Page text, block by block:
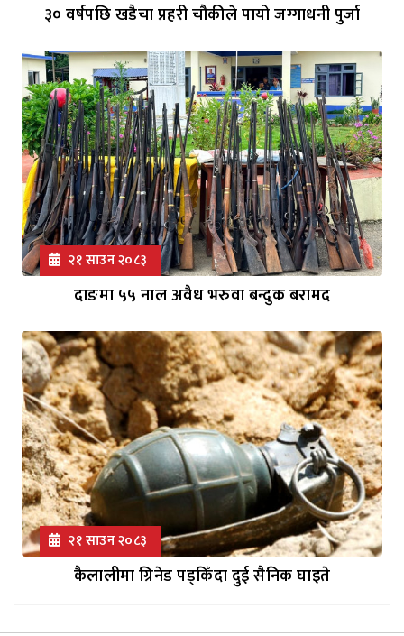
३० वर्षपछि खडैचा प्रहरी चौकीले पायो जग्गाधनी पुर्जा
२१ साउन २०८३
दाङमा ५५ नाल अवैध भरुवा बन्दुक बरामद
२१ साउन २०८३
कैलालीमा ग्रिनेड पड्किँदा दुई सैनिक घाइते